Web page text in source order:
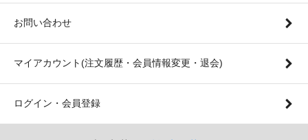
お問い合わせ
マイアカウント(注文履歴・会員情報変更・退会)
ログイン・会員登録